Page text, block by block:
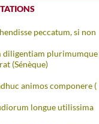
peccatum, si non
diligentiam plurimumque
(Sénèque)
animos componere (
longue utilissima